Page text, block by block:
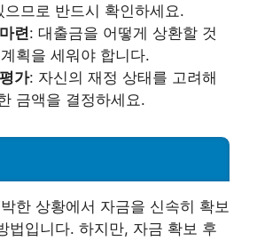
으므로 반드시 확인하세요.
련: 대출금을 어떻게 상환할 것
획을 세워야 합니다.
가: 자신의 재정 상태를 고려해
금액을 결정하세요.
한 상황에서 자금을 신속히 확보
법입니다. 하지만, 자금 확보 후